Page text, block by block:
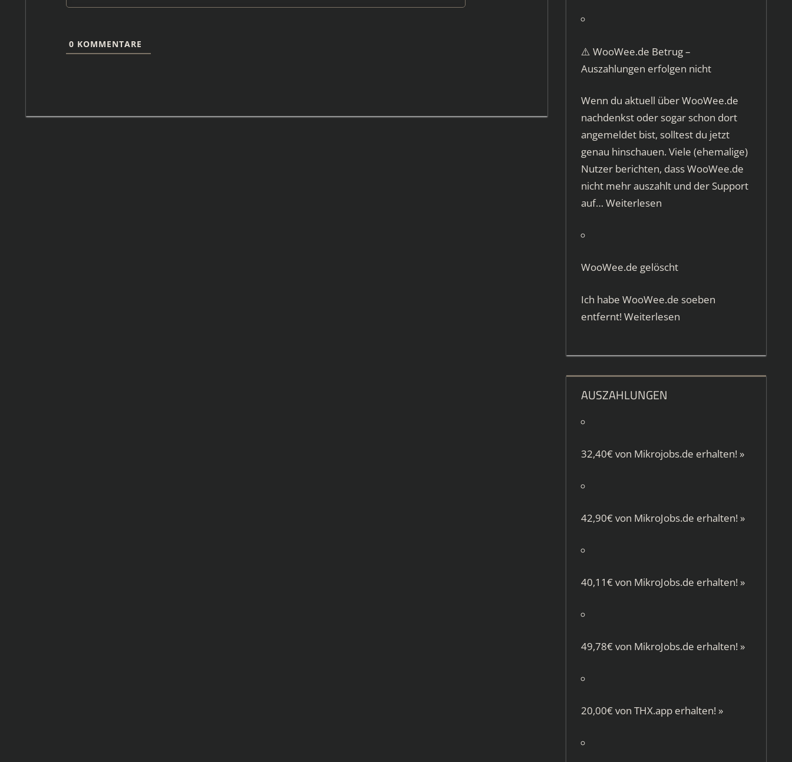
0 KOMMENTARE
⚠️ WooWee.de Betrug –
Auszahlungen erfolgen nicht
Wenn du aktuell über WooWee.de
nachdenkst oder sogar schon dort
angemeldet bist, solltest du jetzt
genau hinschauen. Viele (ehemalige)
Nutzer berichten, dass WooWee.de
nicht mehr auszahlt und der Support
auf…Weiterlesen
WooWee.de gelöscht
Ich habe WooWee.de soeben
entfernt!Weiterlesen
AUSZAHLUNGEN
32,40€ von Mikrojobs.de erhalten! »
42,90€ von MikroJobs.de erhalten! »
40,11€ von MikroJobs.de erhalten! »
49,78€ von MikroJobs.de erhalten! »
20,00€ vonTHX.app erhalten! »